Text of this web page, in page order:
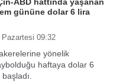
gününe dolar 6 lira
Pazartesi 09:32
yönelik
haftaya dolar 6